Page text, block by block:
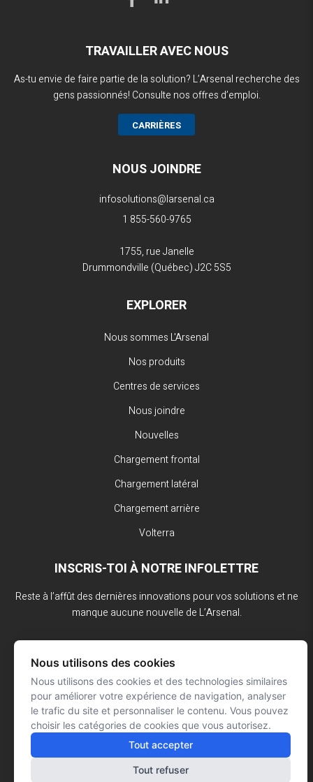
TRAVAILLER AVEC NOUS
As-tu envie de faire partie de la solution? L’Arsenal recherche des
gens passionnés! Consulte nos offres d’emploi.
CARRIÈRES
NOUS JOINDRE
infosolutions@larsenal.ca
1 855-560-9765
1755, rue Janelle
Drummondville (Québec)J2C 5S5
EXPLORER
Nous sommes L'Arsenal
Nos produits
Centres de services
Nous joindre
Nouvelles
Chargement frontal
Chargement latéral
Chargement arrière
Volterra
INSCRIS-TOI À NOTRE INFOLETTRE
Reste à l’affût des dernières innovations pour vos solutions et ne
manque aucune nouvelle de L’Arsenal.
Nous utilisons des cookies
Nous utilisons des cookies et des technologies similaires
pour améliorer votre expérience de navigation, analyser
le trafic du site et personnaliser le contenu. Vous pouvez
choisir les catégories de cookies que vous autorisez.
Tout accepter
Tout refuser